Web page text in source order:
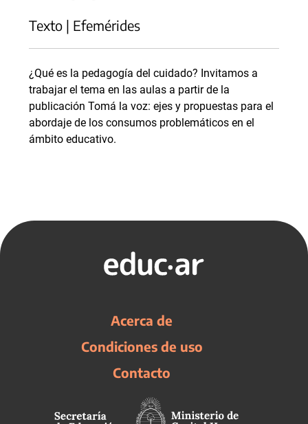
Texto | Efemérides
¿Qué es la pedagogía del cuidado? Invitamos a
trabajar el tema en las aulas a partir de la
publicación Tomá la voz: ejes y propuestas para el
abordaje de los consumos problemáticos en el
ámbito educativo.
Acerca de
Condiciones de uso
Contacto